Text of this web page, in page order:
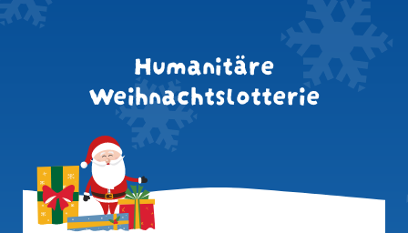
Humanitäre
Weihnachtslotterie